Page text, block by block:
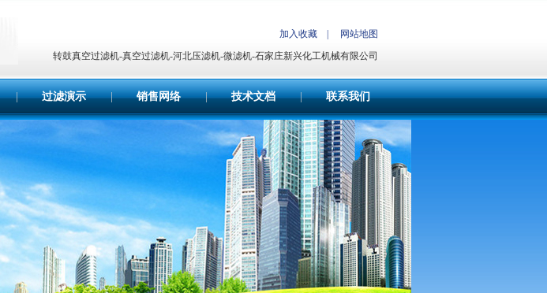
加入收藏
网站地图
转鼓真空过滤机-真空过滤机-河北压滤机-微滤机-石家庄新兴化工机械有限公司
| 过滤演示 | 销售网络 | 技术文档 | 联系我们